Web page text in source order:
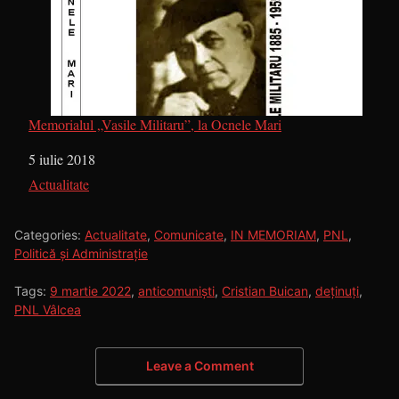
Memorialul „Vasile Militaru”, la Ocnele Mari
Dată
5 iulie 2018
În legătură cu
Actualitate
Categories: Actualitate, Comunicate, IN MEMORIAM, PNL ,
Politică și Administrație
Tags: 9 martie 2022, anticomuniști, Cristian Buican, deținuți,
PNL Vâlcea
Leave a Comment